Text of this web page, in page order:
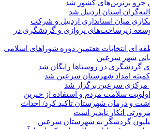
جزو برترین‌های کشور شد
استان اردبیل شد
میان استانداری اردبیل و شرکت
زیرساخت‌های پروازی و گردشگری در
ای انتخابات هفتمین دوره شوراهای اسلامی
شهر سرعین
گردشگری در روستاها رایگان شد
امداد شهرستان سرعین شد
مرکزی سرعین برگزار شد
سلامت مردم و استفاده از خیرین
و درمان شهرستان تأکید کرد/ احداث
انکار ناپذیر است
گردشگر به شهرستان سرعین